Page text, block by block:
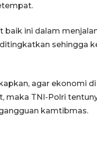
baik ini dalam
sehingga
agar ekonomi
maka TNI-Polri
kamtibmas.